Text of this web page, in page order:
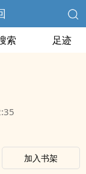
索 足迹
加入书架